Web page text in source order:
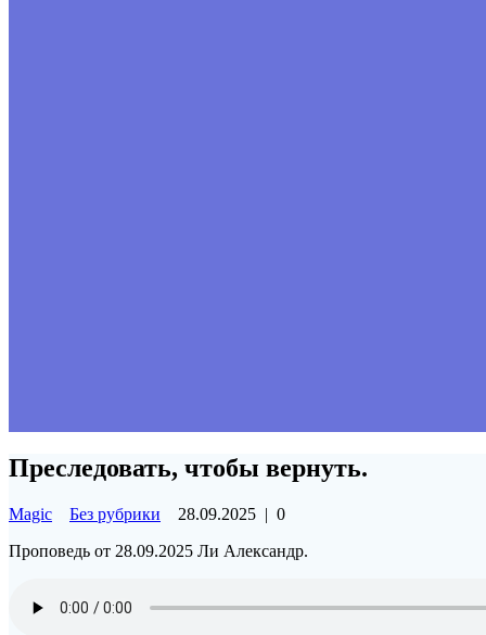
Преследовать, чтобы вернуть.
Magic Без рубрики 28.09.2025 | 0
Проповедь от 28.09.2025 Ли Александр.